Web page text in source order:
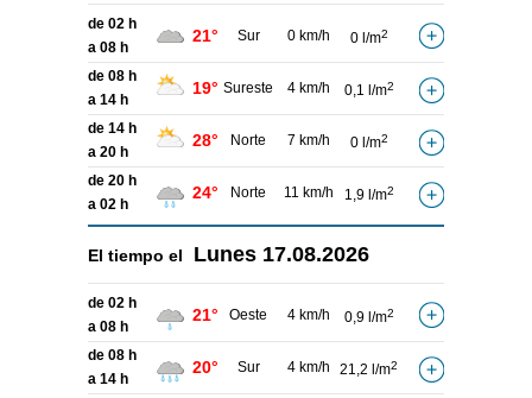
de 02 h
a 08 h
21° Sur 0 km/h 0 l/m2
de 08 h
a 14 h
19° Sureste 4 km/h 0,1 l/m2
de 14 h
a 20 h
28° Norte 7 km/h 0 l/m2
de 20 h
a 02 h
24° Norte 11 km/h 1,9 l/m2
El tiempo el Lunes 17.08.2026
de 02 h
a 08 h
21° Oeste 4 km/h 0,9 l/m2
de 08 h
a 14 h
20° Sur 4 km/h 21,2 l/m2